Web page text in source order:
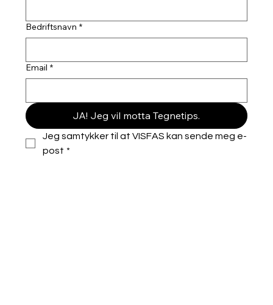
Bedriftsnavn *
Email *
JA! Jeg vil motta Tegnetips.
Jeg samtykker til at VISFAS kan sende meg e-
post *